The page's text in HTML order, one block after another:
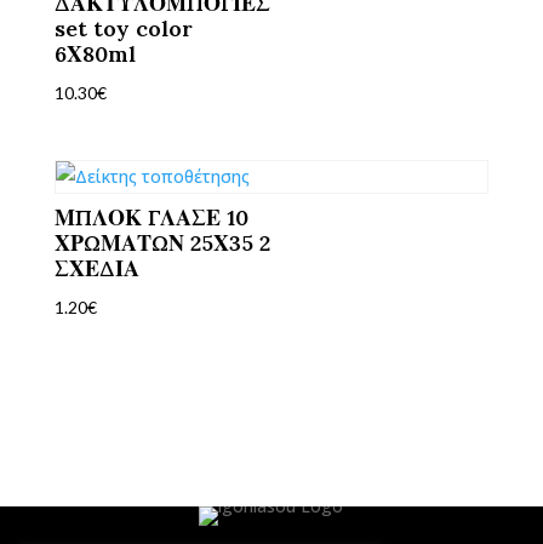
set toy color
6Χ80ml
10.30€
ΜΠΛΟΚ ΓΛΑΣΕ 10
ΧΡΩΜΑΤΩΝ 25Χ35 2
ΣΧΕΔΙΑ
1.20€